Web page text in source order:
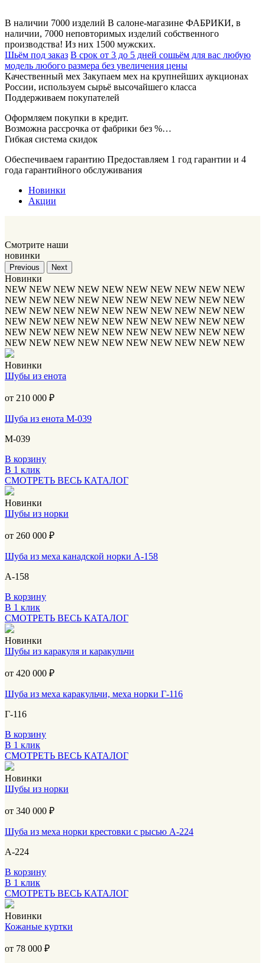
В наличии 7000 изделий В салоне-магазине ФАБРИКИ, в
наличии, 7000 неповторимых изделий собственного
производства! Из них 1500 мужских.
Шьём под заказ В срок от 3 до 5 дней сошьём для вас любую
модель любого размера без увеличения цены
Качественный мех Закупаем мех на крупнейших аукционах
России, используем сырьё высочайшего класса
Поддерживаем покупателей
Оформляем покупки в кредит.
Возможна рассрочка от фабрики без %…
Гибкая система скидок
Обеспечиваем гарантию Предоставляем 1 год гарантии и 4
года гарантийного обслуживания
Новинки
Акции
Смотрите наши
новинки
Previous Next
Новинки
NEW NEW NEW NEW NEW NEW NEW NEW NEW NEW
NEW NEW NEW NEW NEW NEW NEW NEW NEW NEW
NEW NEW NEW NEW NEW NEW NEW NEW NEW NEW
NEW NEW NEW NEW NEW NEW NEW NEW NEW NEW
NEW NEW NEW NEW NEW NEW NEW NEW NEW NEW
NEW NEW NEW NEW NEW NEW NEW NEW NEW NEW
Новинки
Шубы из енота
от 210 000 ₽
Шуба из енота М-039
М-039
В корзину
В 1 клик
СМОТРЕТЬ ВЕСЬ КАТАЛОГ
Новинки
Шубы из норки
от 260 000 ₽
Шуба из меха канадской норки А-158
А-158
В корзину
В 1 клик
СМОТРЕТЬ ВЕСЬ КАТАЛОГ
Новинки
Шубы из каракуля и каракульчи
от 420 000 ₽
Шуба из меха каракульчи, меха норки Г-116
Г-116
В корзину
В 1 клик
СМОТРЕТЬ ВЕСЬ КАТАЛОГ
Новинки
Шубы из норки
от 340 000 ₽
Шуба из меха норки крестовки с рысью А-224
А-224
В корзину
В 1 клик
СМОТРЕТЬ ВЕСЬ КАТАЛОГ
Новинки
Кожаные куртки
от 78 000 ₽